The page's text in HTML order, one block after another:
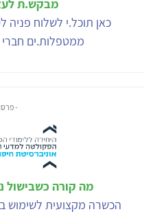
מבקש.ת
כאן תוכל.י לשלוח פניה
ממטפלות.ים חברי
-
מה קורה כשבישול
הכשרה מקצועית לשימוש